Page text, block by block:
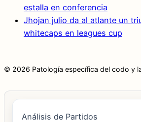
estalla en conferencia
Jhojan julio da al atlante un
whitecaps en leagues cup
© 2026 Patología específica del codo y
Análisis de Partidos